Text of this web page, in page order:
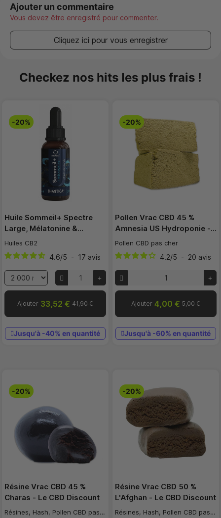
Ajouter un commentaire
Vous devez être enregistré pour commenter.
Cliquez ici pour vous enregistrer
Checkez nos hits les plus frais !
-20%
Huile Sommeil+ Spectre
Large, Mélatonine &…
Huiles CB2
4.6/5 - 17 avis
Ajouter 33,52 € 41,90 €
Jusqu'à -40% en quantité
-20%
Pollen Vrac CBD 45 %
Amnesia US Hydroponie -…
Pollen CBD pas cher
4.2/5 - 20 avis
Ajouter 4,00 € 5,00 €
Jusqu'à -60% en quantité
-20%
Résine Vrac CBD 45 %
Charas - Le CBD Discount
Résines, Hash, Pollen CBD pas cher
-20%
Résine Vrac CBD 50 %
L'Afghan - Le CBD Discount
Résines, Hash, Pollen CBD pas cher